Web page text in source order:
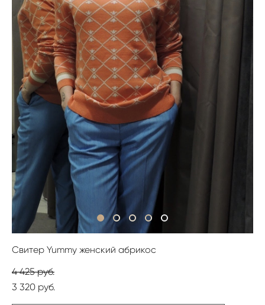
Свитер Yummy женский абрикос
4 425 pуб.
3 320 pуб.